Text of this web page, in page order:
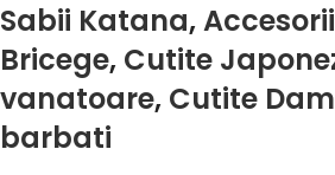
Sabii Katana,
Bricege, Cutite
vanatoare, Cutite
barbati